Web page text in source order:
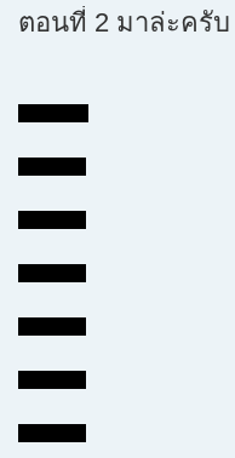
ตอนที่ 2 มาล่ะครับ